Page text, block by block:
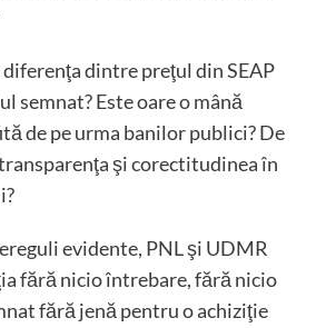
dintre preţul din SEAP
semnat? Este oare o mână
de pe urma banilor publici? De
şi corectitudinea în
evidente, PNL şi UDMR
fără nicio întrebare, fără nicio
fără jenă pentru o achiziţie